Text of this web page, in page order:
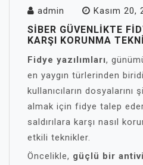
admin Kasım 20,
SIBER GÜVENLIKTE
KARŞI KORUNMA
Fidye yazılımları,
en yaygın türlerinden
kullanıcıların
almak için fidye talep
saldırılara karşı nasıl
etkili teknikler.
Öncelikle, güçlü bir